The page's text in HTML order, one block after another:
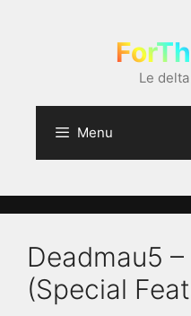
Le
Menu
Deadmau5
(Special